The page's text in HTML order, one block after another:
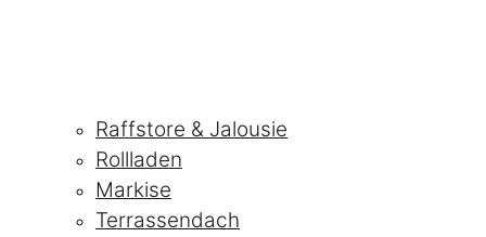
Raffstore & Jalousie
Rollladen
Markise
Terrassendach